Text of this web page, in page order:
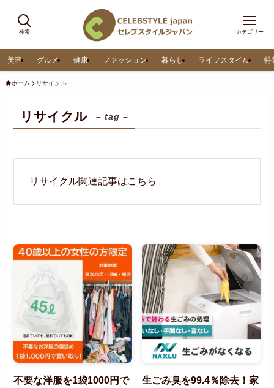
検索 カテゴリー
美容 グルメ 健康 ファッション 暮らし ライフスタイル 特
ホーム リサイクル
リサイクル – tag –
リサイクル関連記事はこちら
不要な洋服を1袋1000円で
生ごみ臭を99.4％除去！家